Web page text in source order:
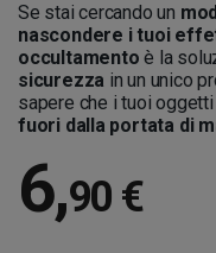
Se stai cercando un
nascondere i tuoi
occultamento è la
sicurezza in un unico
sapere che i tuoi
fuori dalla portata di
6,90 €